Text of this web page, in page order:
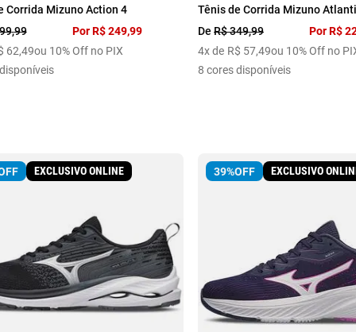
Corrida Mizuno Action 4
,99 PorR$ 249,99
62,49ou 10% Off no PIX
34 35 36
37
40
Tênis de Corrida Mizuno
De R$349,99 PorR$
4x de R$ 57,49ou 10% Off no
8 cores disponíveis
EXCLUSIVO ONLINE 39%OFF EXCLUSIVO